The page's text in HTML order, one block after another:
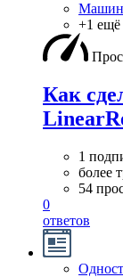
+1 ещё
Как
1
более
54
0
ответов